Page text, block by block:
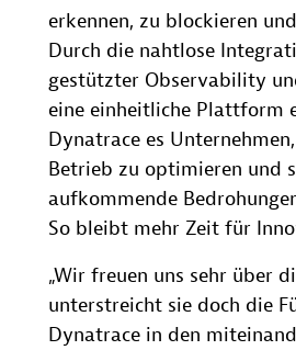
erkennen, zu blockieren
Durch die nahtlose
gestützter Observability
eine einheitliche Plattform
Dynatrace es
Betrieb zu optimieren und
aufkommende
So bleibt mehr Zeit für
„Wir freuen uns sehr über
unterstreicht sie doch die
Dynatrace in den